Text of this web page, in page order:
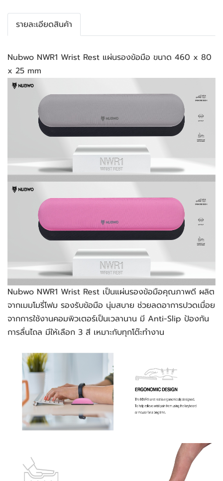
รายละเอียดสินค้า
Nubwo NWR1 Wrist Rest แผ่นรองข้อมือ ขนาด 460 x 80
x 25 mm
Nubwo NWR1 Wrist Rest เป็นแผ่นรองข้อมือคุณภาพดี ผลิต
จากเมมโมรี่โฟม รองรับข้อมือ นุ่มสบาย ช่วยลดอาการปวดเมื่อย
จากการใช้งานคอมพิวเตอร์เป็นเวลานาน มี Anti-Slip ป้องกัน
การลื่นไถล มีให้เลือก 3 สี เหมาะกับทุกโต๊ะทำงาน